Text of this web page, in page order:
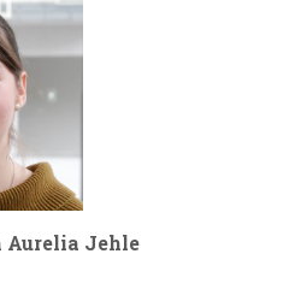
Aurelia Jehle